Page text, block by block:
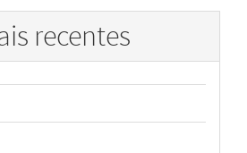
recentes